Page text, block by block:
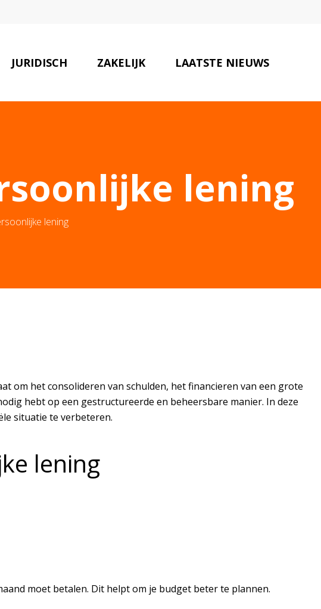
JURIDISCH ZAKELIJK LAATSTE NIEUWS
lening
lening
om het consolideren van schulden, het financieren van een grote
hebt op een gestructureerde en beheersbare manier. In deze
situatie te verbeteren.
lening
moet betalen. Dit helpt om je budget beter te plannen.